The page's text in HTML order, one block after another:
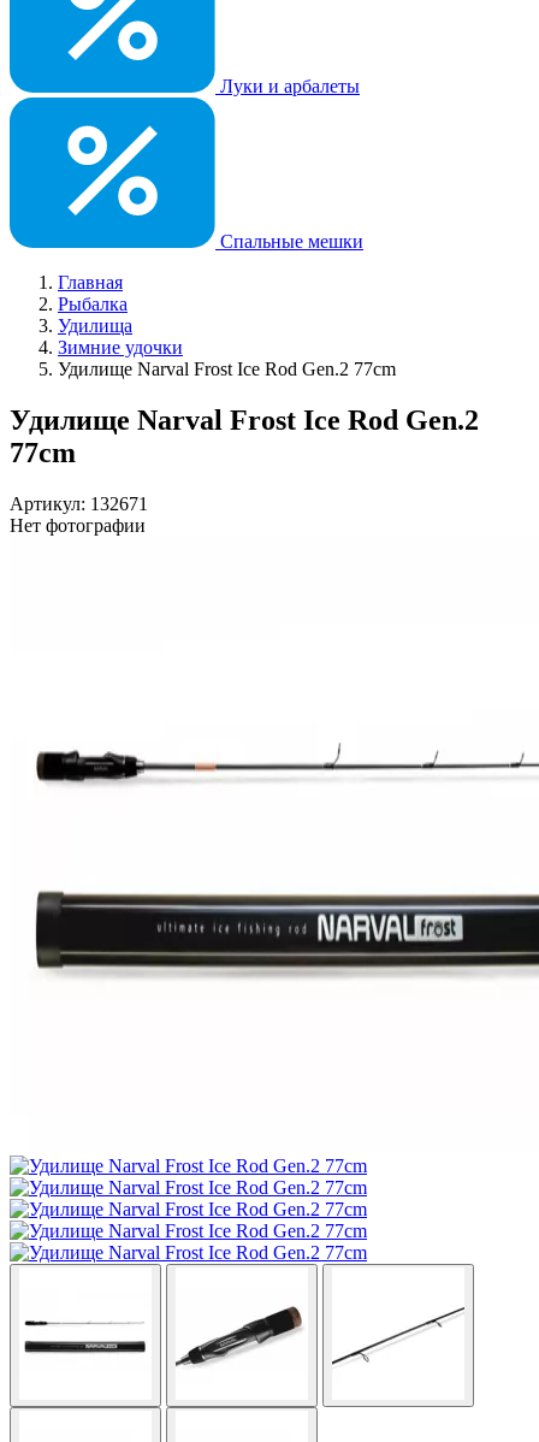
Луки и арбалеты
Спальные мешки
Главная
Рыбалка
Удилища
Зимние удочки
Удилище Narval Frost Ice Rod Gen.2 77cm
Удилище Narval Frost Ice Rod Gen.2
77cm
Артикул: 132671
Нет фотографии